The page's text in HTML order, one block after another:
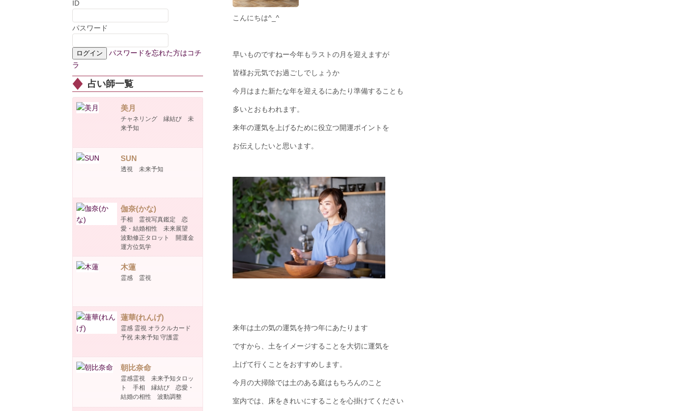
ID
パスワード
パスワードを忘れた方はコチ
ラ
占い師一覧
美月
チャネリング 縁結び 未
来予知
SUN
透視 未来予知
伽奈(かな)
手相 霊視写真鑑定 恋
愛・結婚相性 未来展望
波動修正タロット 開運金
運方位気学
木蓮
霊感 霊視
蓮華(れんげ)
霊感 霊視 オラクルカード
予祝 未来予知 守護霊
朝比奈命
霊感霊視 未来予知タロッ
ト 手相 縁結び 恋愛・
結婚の相性 波動調整
こんにちは^_^
早いものですねー今年もラストの月を迎えますが
皆様お元気でお過ごしでしょうか
今月はまた新たな年を迎えるにあたり準備することも
多いとおもわれます。
来年の運気を上げるために役立つ開運ポイントを
お伝えしたいと思います。
来年は土の気の運気を持つ年にあたります
ですから、土をイメージすることを大切に運気を
上げて行くことをおすすめします。
今月の大掃除では土のある庭はもちろんのこと
室内では、床をきれいにすることを心掛けてください